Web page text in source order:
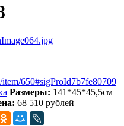
650#sigProId7b7fe80709
Размеры: 141*45*45,5см
68 510 рублей